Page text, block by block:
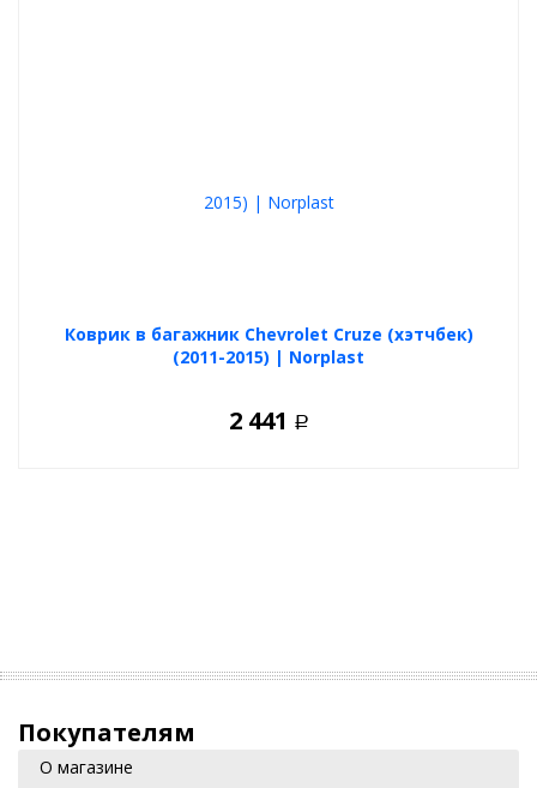
Коврик в багажник Chevrolet Cruze (хэтчбек)
(2011-2015) | Norplast
2 441 Р
Покупателям
О магазине